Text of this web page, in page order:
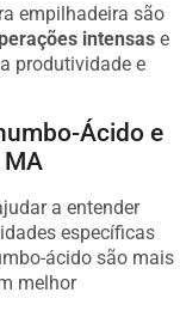
empilhadeira são
intensas e
produtividade e
Ácido e
MA
a entender
específicas
ácido são mais
melhor